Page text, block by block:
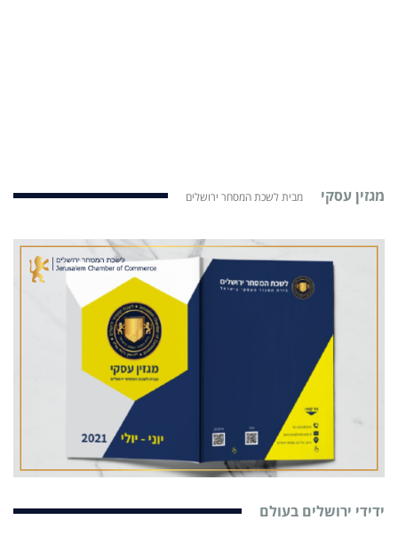
מגזין עסקי מבית לשכת המסחר ירושלים
ידידי ירושלים בעולם